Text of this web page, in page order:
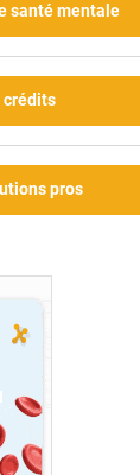
santé mentale
crédits
pros